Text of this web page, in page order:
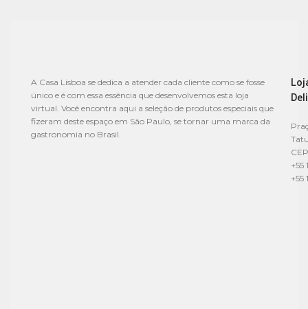
A Casa Lisboa se dedica a atender cada cliente como se fosse
único e é com essa essência que desenvolvemos esta loja
virtual. Você encontra aqui a seleção de produtos especiais que
fizeram deste espaço em São Paulo, se tornar uma marca da
gastronomia no Brasil.
+55
+55